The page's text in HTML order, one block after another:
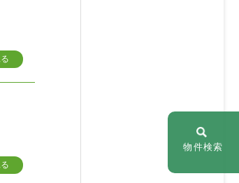
物件検索